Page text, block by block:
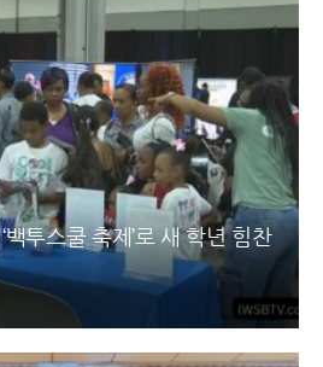
백투스쿨 축제’로 새 학년 힘찬